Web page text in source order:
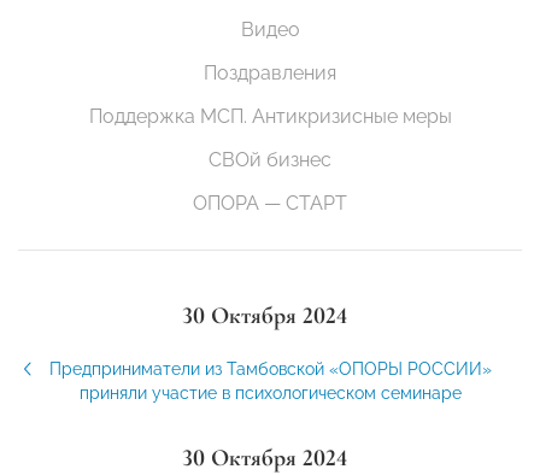
Видео
Поздравления
Поддержка МСП. Антикризисные меры
СВОй бизнес
ОПОРА — СТАРТ
30 Октября 2024
Предприниматели из Тамбовской «ОПОРЫ РОССИИ»
приняли участие в психологическом семинаре
30 Октября 2024